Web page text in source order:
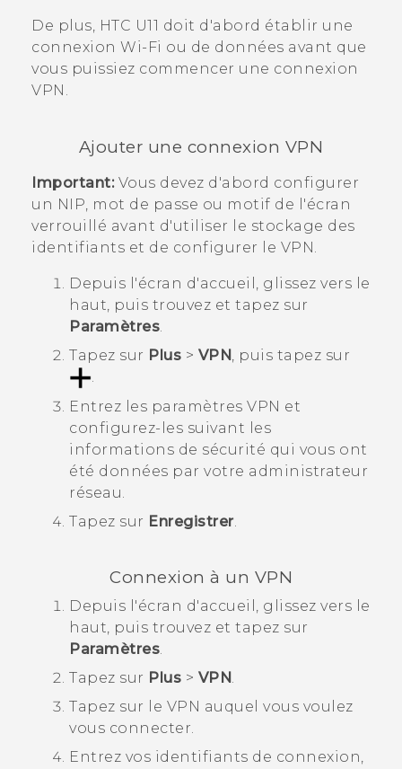
De plus, HTC U11 doit d'abord établir une
connexion Wi‍-Fi ou de données avant que
vous puissiez commencer une connexion
VPN.
Ajouter une connexion VPN
Important:Vous devez d'abord configurer
un NIP, mot de passe ou motif de l'écran
verrouillé avant d'utiliser le stockage des
identifiants et de configurer le VPN.
Depuis l'écran d'accueil
, glissez vers le
haut, puis trouvez et tapez sur
Paramètres
Tapez sur Plus > VPN , puis tapez sur
Entrez les paramètres VPN et
configurez-les suivant les
informations de sécurité qui vous ont
été données par votre administrateur
réseau.
Tapez sur Enregistrer.
Connexion à un VPN
Depuis l'écran d'accueil , glissez vers le
haut, puis trouvez et tapez sur
Paramètres.
Tapez sur Plus > VPN .
Tapez sur le VPN auquel vous voulez
vous connecter.
Entrez vos identifiants de connexion,